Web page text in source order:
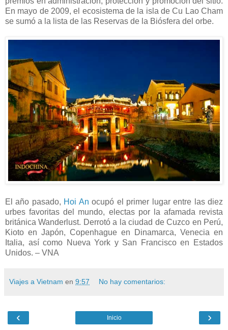
En mayo de 2009, el ecosistema de la isla de Cu Lao Cham
se sumó a la lista de las Reservas de la Biósfera del orbe.
El año pasado, Hoi An ocupó el primer lugar entre las diez
urbes favoritas del mundo, electas por la afamada revista
británica Wanderlust. Derrotó a la ciudad de Cuzco en Perú,
Kioto en Japón, Copenhague en Dinamarca, Venecia en
Italia, así como Nueva York y San Francisco en Estados
Unidos. – VNA
Viajes a Vietnam en 9:57 No hay comentarios:
‹ ›
Inicio